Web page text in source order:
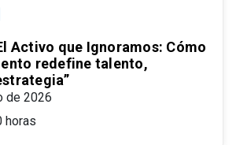
Activo que Ignoramos: Cómo
redefine talento,
de 2026
horas